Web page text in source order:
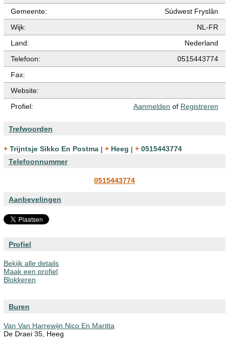
Gemeente:
Súdwest Fryslân
Wijk:
NL-FR
Land:
Nederland
Telefoon:
0515443774
Fax:
Website:
Profiel:
Aanmelden of Registreren
Trefwoorden
+ Trijntsje Sikko En Postma | + Heeg |
+ 0515443774
Telefoonnummer
0515443774
Aanbevelingen
Profiel
Bekijk alle details
Maak een profiel
Blokkeren
Buren
Van Van Harrewijn Nico En Maritta
De Draei 35, Heeg